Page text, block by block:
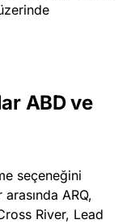
ABD ve
seçeneğini
ARQ,
River, Lead